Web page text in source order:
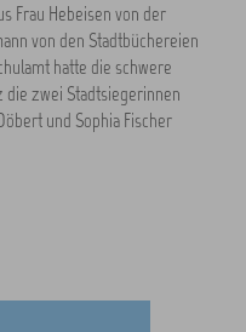
Frau Hebeisen von der
von den Stadtbüchereien
hatte die schwere
die zwei Stadtsiegerinnen
und Sophia Fischer